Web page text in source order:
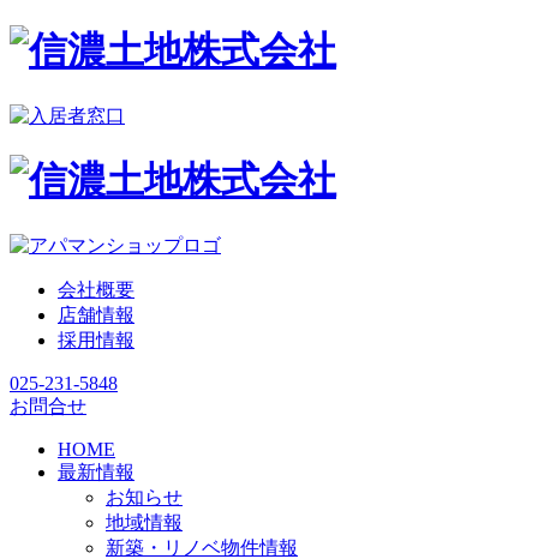
会社概要
店舗情報
採用情報
025-231-5848
お問合せ
HOME
最新情報
お知らせ
地域情報
新築・リノベ物件情報